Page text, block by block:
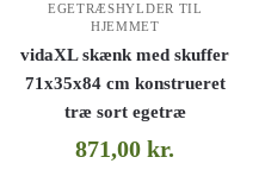
EGETRÆSHYLDER TIL
HJEMMET
vidaXL skænk med skuffer
71x35x84 cm konstrueret
træ sort egetræ
871,00kr.